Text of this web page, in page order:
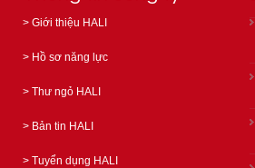
> Giới thiệu HALI
> Hồ sơ năng lực
> Thư ngỏ HALI
> Bản tin HALI
> Tuyển dụng HALI